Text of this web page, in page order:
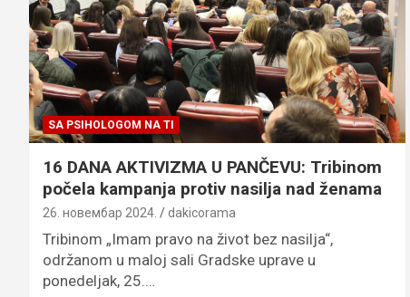
SA PSIHOLOGOM NA TI
16 DANA AKTIVIZMA U PANČEVU: Tribinom
počela kampanja protiv nasilja nad ženama
26. новембар 2024. dakicorama
Tribinom „Imam pravo na život bez nasilja“,
održanom u maloj sali Gradske uprave u
ponedeljak, 25.…